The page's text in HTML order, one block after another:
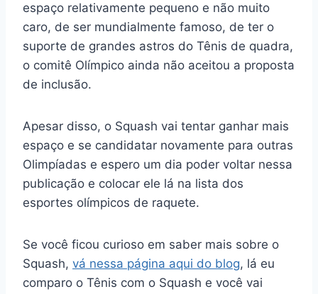
espaço relativamente pequeno e não muito
caro, de ser mundialmente famoso, de ter o
suporte de grandes astros do Tênis de quadra,
o comitê Olímpico ainda não aceitou a proposta
de inclusão.
Apesar disso, o Squash vai tentar ganhar mais
espaço e se candidatar novamente para outras
Olimpíadas e espero um dia poder voltar nessa
publicação e colocar ele lá na lista dos
esportes olímpicos de raquete.
Se você ficou curioso em saber mais sobre o
Squash, vá nessa página aqui do blog, lá eu
comparo o Tênis com o Squash e você vai